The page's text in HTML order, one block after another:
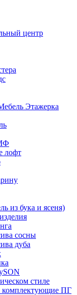
центр
Этажерка
лофт
из бука и ясеня)
сосны
дуба
стиле
ПГ